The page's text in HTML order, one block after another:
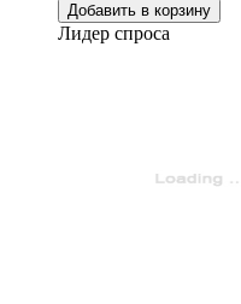
Добавить в корзину
Лидер спроса